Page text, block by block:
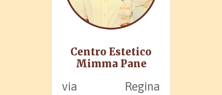
Centro Estetico
Mimma Pane
via Regina